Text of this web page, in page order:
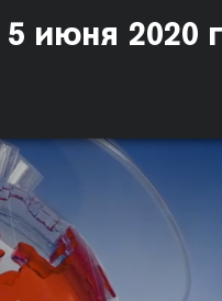
июня 2020